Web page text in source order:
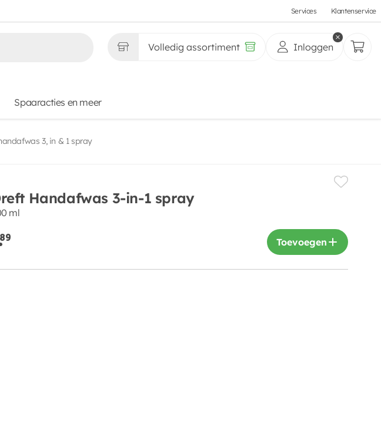
Services Klantenservice
Volledig assortiment Inloggen
Spaaracties en meer
3, in & 1 spray
Handafwas 3-in-1 spray
ml
89 Toevoegen